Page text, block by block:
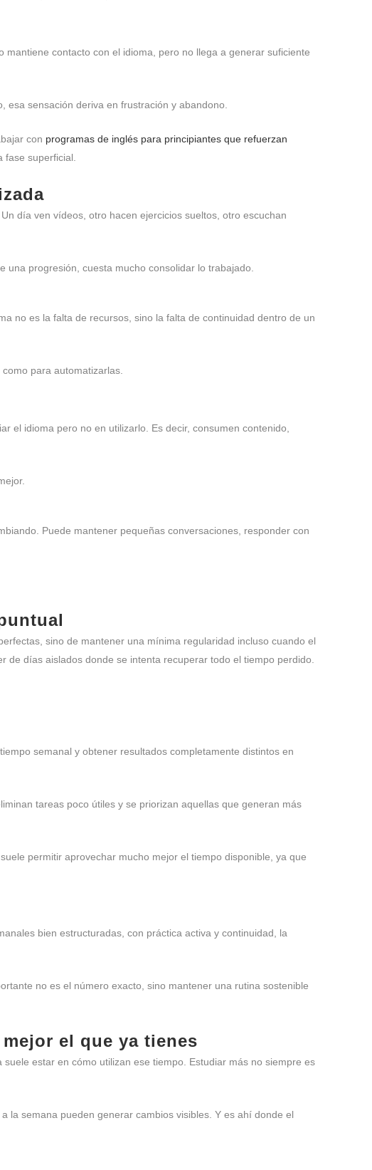
contacto con el idioma, pero no llega a generar suficiente
sensación deriva en frustración y abandono.
con programas de inglés para principiantes que refuerzan
superficial.
día ven vídeos, otro hacen ejercicios sueltos, otro escuchan
progresión, cuesta mucho consolidar lo trabajado.
no es la falta de recursos, sino la falta de continuidad dentro de un
para automatizarlas.
el idioma pero no en utilizarlo. Es decir, consumen contenido,
Puede mantener pequeñas conversaciones, responder con
sino de mantener una mínima regularidad incluso cuando el
días aislados donde se intenta recuperar todo el tiempo perdido.
semanal y obtener resultados completamente distintos en
tareas poco útiles y se priorizan aquellas que generan más
suele permitir aprovechar mucho mejor el tiempo disponible, ya que
bien estructuradas, con práctica activa y continuidad, la
no es el número exacto, sino mantener una rutina sostenible
el que ya tienes
estar en cómo utilizan ese tiempo. Estudiar más no siempre es
la semana pueden generar cambios visibles. Y es ahí donde el